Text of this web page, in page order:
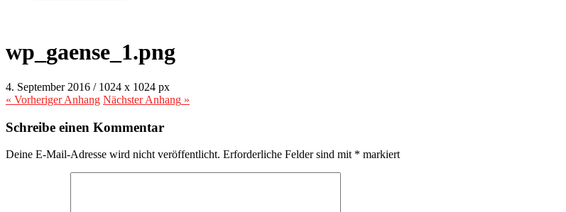
wp_gaense_1.png
4. September 2016 / 1024 x 1024 px
« VorherigerAnhang NächsterAnhang »
Schreibe einen Kommentar
Deine E-Mail-Adresse wird nicht veröffentlicht. Erforderliche Felder sind mit * markiert